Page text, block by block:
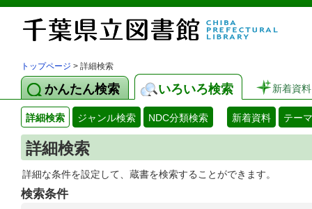
トップページ > 詳細検索
かんたん検索 いろいろ検索 新着資料
詳細検索 ジャンル検索 NDC分類検索 新着資料 テー
詳細検索
詳細な条件を設定して、蔵書を検索することができます。
検索条件